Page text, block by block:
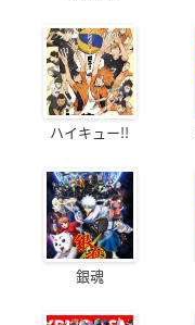
ハイキュー!!
銀魂